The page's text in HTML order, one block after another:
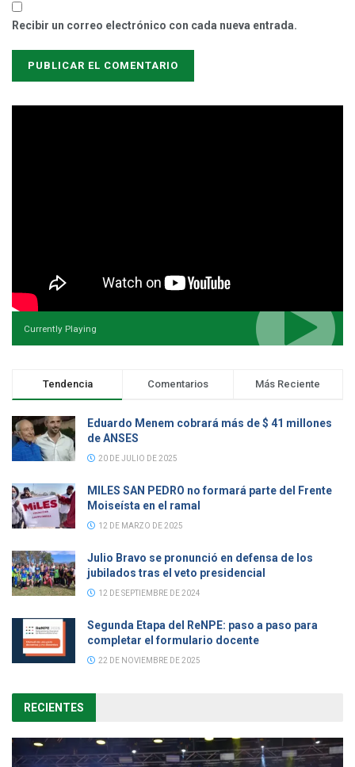
Recibir un correo electrónico con cada nueva entrada.
Currently Playing
Tendencia Comentarios Más Reciente
Eduardo Menem cobrará más de $ 41 millones
de ANSES
20 DE JULIO DE 2025
MILES SAN PEDRO no formará parte del Frente
Moiseísta en el ramal
12 DE MARZO DE 2025
Julio Bravo se pronunció en defensa de los
jubilados tras el veto presidencial
12 DE SEPTIEMBRE DE 2024
Segunda Etapa del ReNPE: paso a paso para
completar el formulario docente
22 DE NOVIEMBRE DE 2025
RECIENTES